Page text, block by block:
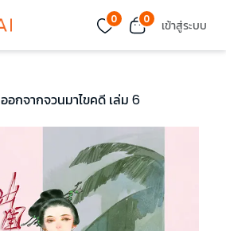
0 0 เข้าสู่ระบบ
ออกจากจวนมาไขคดี เล่ม 6